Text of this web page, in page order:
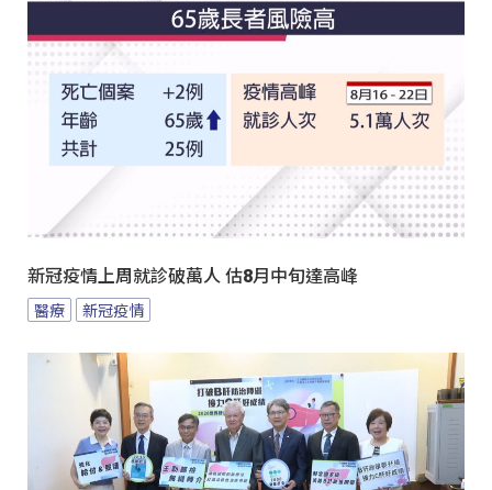
新冠疫情上周就診破萬人 估8月中旬達高峰
醫療 新冠疫情